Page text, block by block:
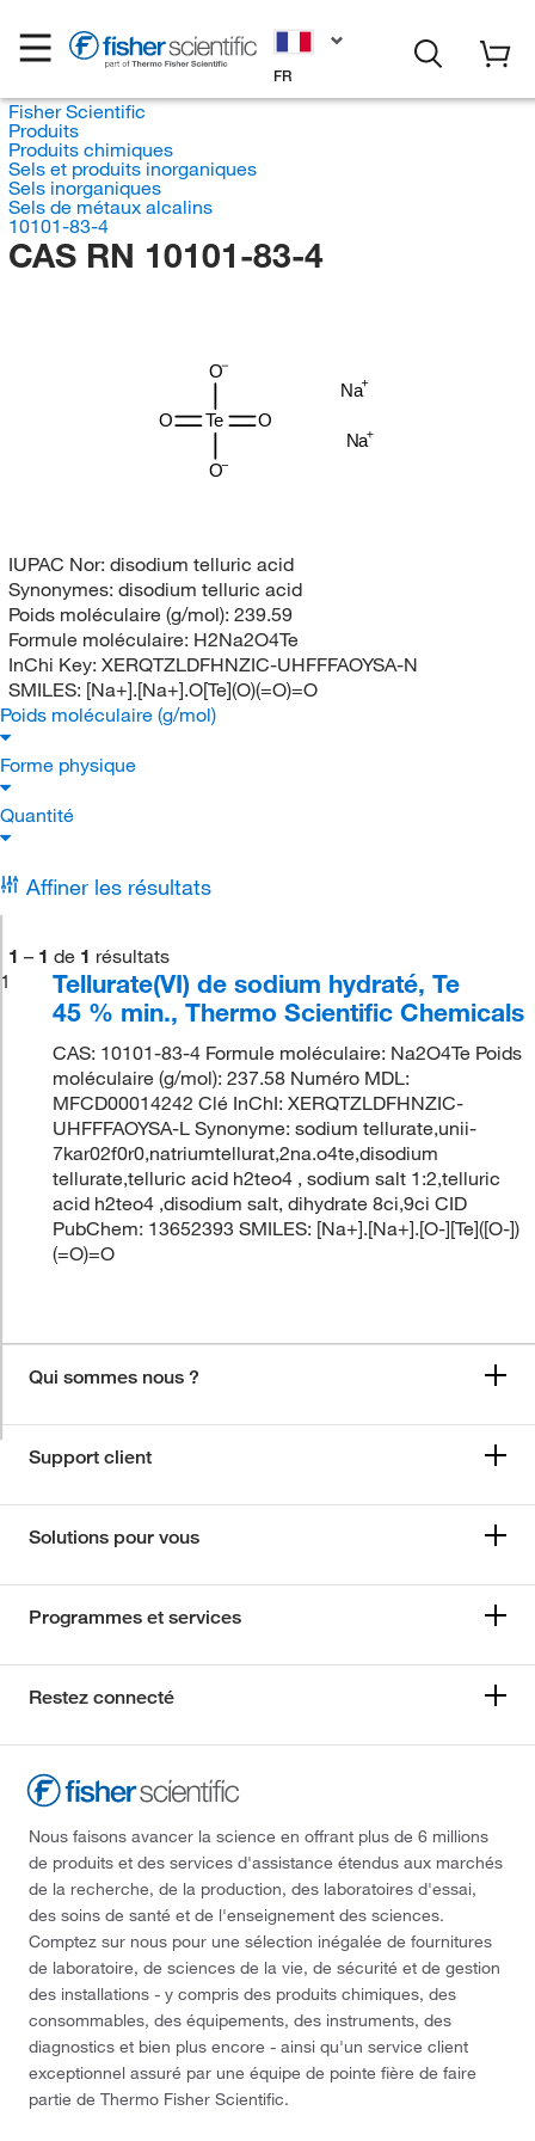
FR
Fisher Scientific
Produits
Produits chimiques
Sels et produits inorganiques
Sels inorganiques
Sels de métaux alcalins
10101-83-4
CAS RN 10101-83-4
Na
Na
O
Te
O
O
O
IUPAC Nor: disodium telluric acid
Synonymes: disodium telluric acid
Poids moléculaire (g/mol): 239.59
Formule moléculaire: H2Na2O4Te
InChi Key: XERQTZLDFHNZIC-UHFFFAOYSA-N
SMILES: [Na+].[Na+].O[Te](O)(=O)=O
Poids moléculaire (g/mol)
Forme physique
Quantité
Affiner les résultats
1 – 1 de 1 résultats
1
Tellurate(VI) de sodium hydraté, Te
45 % min., Thermo Scientific Chemicals
CAS: 10101-83-4 Formule moléculaire: Na2O4Te Poids
moléculaire (g/mol): 237.58 Numéro MDL:
MFCD00014242 Clé InChI: XERQTZLDFHNZIC-
UHFFFAOYSA-L Synonyme: sodium tellurate,unii-
7kar02f0r0,natriumtellurat,2na.o4te,disodium
tellurate,telluric acid h2teo4 , sodium salt 1:2,telluric
acid h2teo4 ,disodium salt, dihydrate 8ci,9ci CID
PubChem: 13652393 SMILES: [Na+].[Na+].[O-][Te]([O-])
(=O)=O
Qui sommes nous ?
Support client
Solutions pour vous
Programmes et services
Restez connecté
Nous faisons avancer la science en offrant plus de 6 millions
de produits et des services d'assistance étendus aux marchés
de la recherche, de la production, des laboratoires d'essai,
des soins de santé et de l'enseignement des sciences.
Comptez sur nous pour une sélection inégalée de fournitures
de laboratoire, de sciences de la vie, de sécurité et de gestion
des installations - y compris des produits chimiques, des
consommables, des équipements, des instruments, des
diagnostics et bien plus encore - ainsi qu'un service client
exceptionnel assuré par une équipe de pointe fière de faire
partie de Thermo Fisher Scientific.